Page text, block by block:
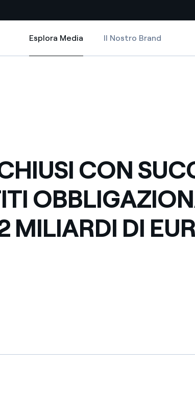
fonti rinnovabili
di valore grazie al
delle nostre policy
Siti Paese
Colombia
Iberia
Italia
Esplora Media
Esplora Media
Il Nostro Brand
PER 2,2 MILIARDI DI EURO
PRESTITI OBBLIGAZIONARI PER 2,2 MILIARDI DI EURO
CON SUCCESSO PRESTITI OBBLIGAZIONARI PER 2,2
CON
MILIARDI DI